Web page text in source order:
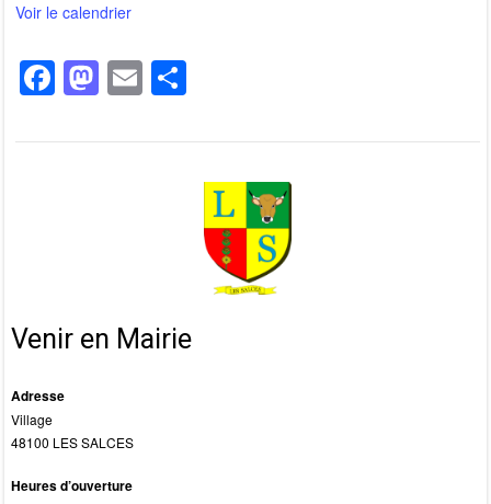
Voir le calendrier
F
a
c
k
M
a
st
E
m
ailta
g
er
Venir en Mairie
Adresse
Village
48100 LES SALCES
Heures d’ouverture